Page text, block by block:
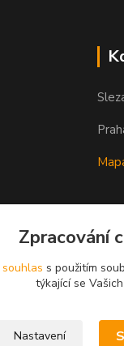
Zpracování
souhlas s použitím
týkající se
Nastavení